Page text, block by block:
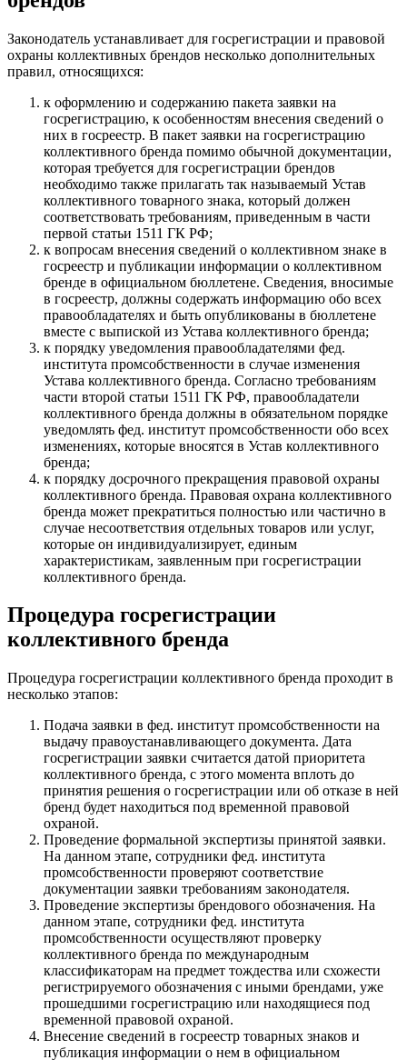
Законодатель устанавливает для госрегистрации и правовой
охраны коллективных брендов несколько дополнительных
правил, относящихся:
к оформлению и содержанию пакета заявки на
госрегистрацию, к особенностям внесения сведений о
них в госреестр. В пакет заявки на госрегистрацию
коллективного бренда помимо обычной документации,
которая требуется для госрегистрации брендов
необходимо также прилагать так называемый Устав
коллективного товарного знака, который должен
соответствовать требованиям, приведенным в части
первой статьи 1511 ГК РФ;
к вопросам внесения сведений о коллективном знаке в
госреестр и публикации информации о коллективном
бренде в официальном бюллетене. Сведения, вносимые
в госреестр, должны содержать информацию обо всех
правообладателях и быть опубликованы в бюллетене
вместе с выпиской из Устава коллективного бренда;
к порядку уведомления правообладателями фед.
института промсобственности в случае изменения
Устава коллективного бренда. Согласно требованиям
части второй статьи 1511 ГК РФ, правообладатели
коллективного бренда должны в обязательном порядке
уведомлять фед. институт промсобственности обо всех
изменениях, которые вносятся в Устав коллективного
бренда;
к порядку досрочного прекращения правовой охраны
коллективного бренда. Правовая охрана коллективного
бренда может прекратиться полностью или частично в
случае несоответствия отдельных товаров или услуг,
которые он индивидуализирует, единым
характеристикам, заявленным при госрегистрации
коллективного бренда.
Процедура госрегистрации
коллективного бренда
Процедура госрегистрации коллективного бренда проходит в
несколько этапов:
Подача заявки в фед. институт промсобственности на
выдачу правоустанавливающего документа. Дата
госрегистрации заявки считается датой приоритета
коллективного бренда, с этого момента вплоть до
принятия решения о госрегистрации или об отказе в ней
бренд будет находиться под временной правовой
охраной.
Проведение формальной экспертизы принятой заявки.
На данном этапе, сотрудники фед. института
промсобственности проверяют соответствие
документации заявки требованиям законодателя.
Проведение экспертизы брендового обозначения. На
данном этапе, сотрудники фед. института
промсобственности осуществляют проверку
коллективного бренда по международным
классификаторам на предмет тождества или схожести
регистрируемого обозначения с иными брендами, уже
прошедшими госрегистрацию или находящиеся под
временной правовой охраной.
Внесение сведений в госреестр товарных знаков и
публикация информации о нем в официальном